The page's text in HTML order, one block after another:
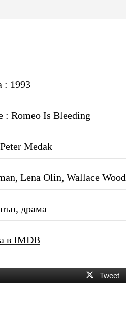
: 1993
: Romeo Is Bleeding
Medak
Lena Olin, Wallace Wood
драма
в IMDB
Tweet